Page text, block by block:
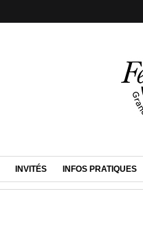
INVITÉS INFOS PRATIQUES